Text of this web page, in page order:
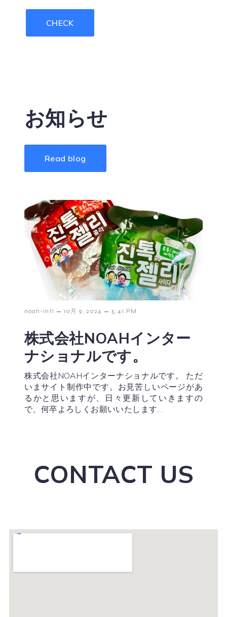
CHECK
お知らせ
Read blog
noah-intl – 10月 9, 2024 – 5:41 PM
株式会社NOAHインター
ナショナルです。
株式会社NOAHインターナショナルです。 ただ
いまサイト制作中です。お見苦しいページがあ
るかと思いますが、日々更新していきますの
で、何卒よろしくお願いいたします…
CONTACT US